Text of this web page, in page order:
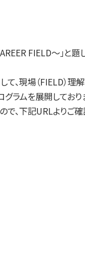
FIELD～」と題し
、現場（FIELD）理
ラムを展開しており
、下記URLよりご確